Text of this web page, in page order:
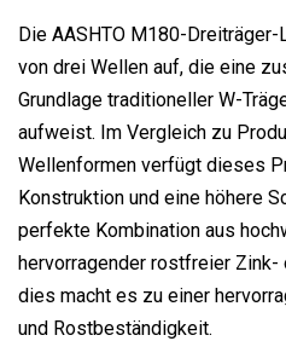
Die AASHTO M180-
von drei Wellen auf, die eine
Grundlage traditioneller W-
aufweist. Im Vergleich zu
Wellenformen verfügt dieses
Konstruktion und eine höhere
perfekte Kombination aus
hervorragender rostfreier Zink-
dies macht es zu einer
und Rostbeständigkeit.